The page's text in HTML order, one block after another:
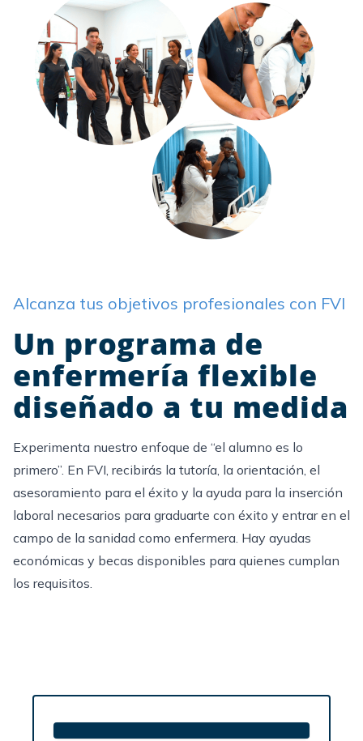
Alcanza tus objetivos profesionales con FVI
Un programa de
enfermería flexible
diseñado a tu medida
Experimenta nuestro enfoque de “el alumno es lo
primero”. En FVI, recibirás la tutoría, la orientación, el
asesoramiento para el éxito y la ayuda para la inserción
laboral necesarios para graduarte con éxito y entrar en el
campo de la sanidad como enfermera. Hay ayudas
económicas y becas disponibles para quienes cumplan
los requisitos.